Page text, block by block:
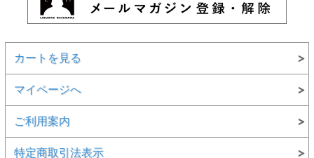
カートを見る
マイページへ
ご利用案内
特定商取引法表示